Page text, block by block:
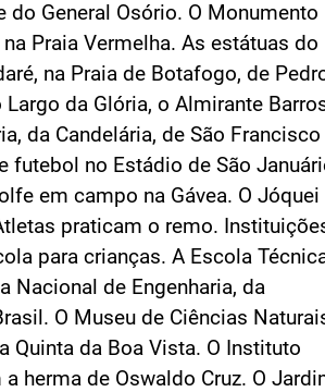
do General Osório. O Monumento
Praia Vermelha. As estátuas do
na Praia de Botafogo, de
Largo da Glória, o Almirante
da Candelária, de São Francisco
futebol no Estádio de São
em campo na Gávea. O Jóquei
praticam o remo.
para crianças. A Escola
Nacional de Engenharia, da
O Museu de Ciências
Quinta da Boa Vista. O Instituto
herma de Oswaldo Cruz. O